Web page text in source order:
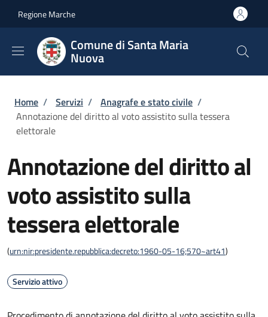
Regione Marche
Comune di Santa Maria
Nuova
Briciole di pane
Home / Servizi / Anagrafe e stato civile /
Annotazione del diritto al voto assistito sulla tessera
elettorale
Annotazione del diritto al
voto assistito sulla
tessera elettorale
(urn:nir:presidente.repubblica:decreto:1960-05-16;570~art41)
Servizio attivo